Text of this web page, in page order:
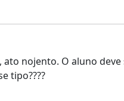
nojento. O aluno
tipo????